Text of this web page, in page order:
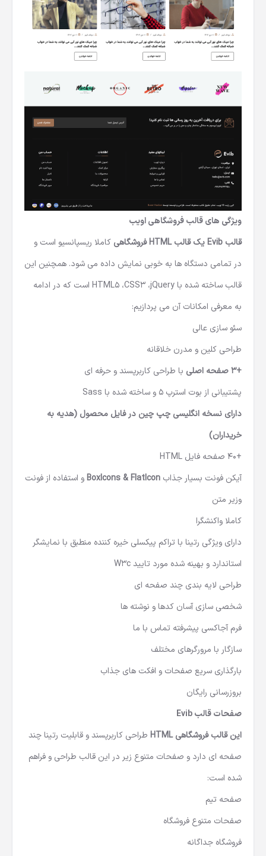
ویژگی های قالب فروشگاهیاویب
قالب Evib یک
قالب HTML فروشگاهی
کاملا ریسپانسیو است و
در تمامی دستگاه ها به خوبی نمایش داده می شود. همچنین این
قالب ساخته شده با HTML5 ،CSS3 ،jQuery است که در ادامه
به معرفی امکانات آن می پردازیم:
سئو سازی عالی
طراحی کلین و مدرن خلاقانه
+3 صفحه اصلی
با طراحی کاربرپسند و حرفه ای
پشتیبانی از بوت استرپ 5 و ساخته شده با Sass
دارای نسخه انگلیسی چپ چین در فایل محصول (هدیه به
خریداران)
+40 صفحه فایل HTML
آیکن فونت بسیار جذاب BoxIcons & FlatIconو استفاده از فونت
وزیر متن
کاملا واکنشگرا
دارای ویژگی رتینا با تراکم پیکسلی خیره کننده منطبق با نمایشگر
استاندارد و بهینه شده مورد تایید W3c
طراحی لایه بندی چند صفحه ای
شخصی سازی آسان کدها و نوشته ها
فرم آجاکسی پیشرفته تماس با ما
سازگار با مرورگرهای مختلف
بارگذاری سریع صفحات و افکت های جذاب
بروزرسانی رایگان
صفحات قالب Evib
این قالب فروشگاهی HTML
طراحی کاربرپسند و قابلیت رتینا چند
صفحه ای دارد و صفحات متنوع زیر در این قالب طراحی و فراهم
شده است:
صفحه تیم
صفحات متنوع فروشگاه
فروشگاه جداگانه